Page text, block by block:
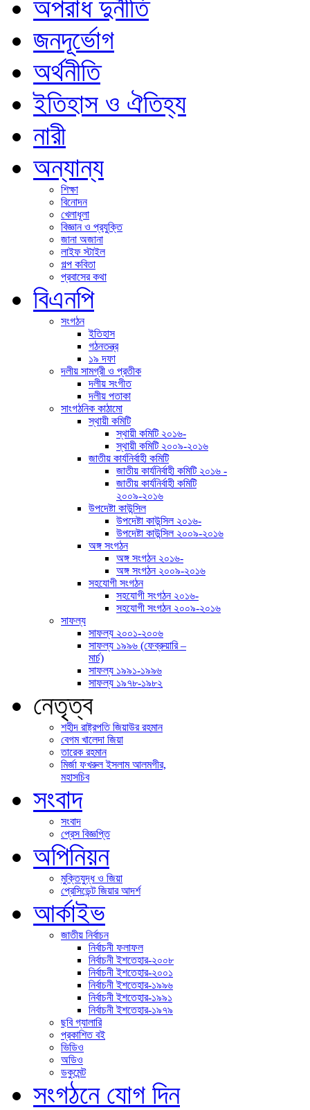
অপরাধ দুর্নীতি
জনদূর্ভোগ
অর্থনীতি
ইতিহাস ও ঐতিহ্য
নারী
অন্যান্য
শিক্ষা
বিনোদন
খেলাধূলা
বিজ্ঞান ও প্রযুক্তি
জানা অজানা
লাইফ স্টাইল
গল্প কবিতা
প্রবাসের কথা
বিএনপি
সংগঠন
ইতিহাস
গঠনতন্ত্র
১৯ দফা
দলীয় সামগ্রী ও প্রতীক
দলীয় সংগীত
দলীয় পতাকা
সাংগঠনিক কাঠামো
স্থায়ী কমিটি
স্থায়ী কমিটি ২০১৬-
স্থায়ী কমিটি ২০০৯-২০১৬
জাতীয় কার্যনির্বাহী কমিটি
জাতীয় কার্যনির্বাহী কমিটি ২০১৬ -
জাতীয় কার্যনির্বাহী কমিটি
২০০৯-২০১৬
উপদেষ্টা কাউন্সিল
উপদেষ্টা কাউন্সিল ২০১৬-
উপদেষ্টা কাউন্সিল ২০০৯-২০১৬
অঙ্গ সংগঠন
অঙ্গ সংগঠন ২০১৬-
অঙ্গ সংগঠন ২০০৯-২০১৬
সহযোগী সংগঠন
সহযোগী সংগঠন ২০১৬-
সহযোগী সংগঠন ২০০৯-২০১৬
সাফল্য
সাফল্য ২০০১-​২০০৬
সাফল্য ১৯৯৬ (ফেব্রুয়ারি –
মার্চ)
সাফল্য ১৯৯১-​১৯৯৬
সাফল্য ১৯৭৮-​১৯৮২
নেতৃত্ব
শহীদ রাষ্ট্রপতি জিয়াউর রহমান
বেগম খালেদা জিয়া
তারেক রহমান
মির্জা ফখরুল ইসলাম আলমগীর,
মহাসচিব
সংবাদ
সংবাদ
প্রেস বিজ্ঞপ্তি
অপিনিয়ন
মুক্তিযুদ্ধ ও জিয়া
প্রেসিডেন্ট জিয়ার আদর্শ
আর্কাইভ
জাতীয় নির্বাচন
নির্বাচনী ফলাফল
নির্বাচনী ইশতেহার-২০০৮
নির্বাচনী ইশতেহার-২০০১
নির্বাচনী ইশতেহার-১৯৯৬
নির্বাচনী ইশতেহার-১৯৯১
নির্বাচনী ইশতেহার-১৯৭৯
ছবি গ্যালারি
প্রকাশিত বই
ভিডিও
অডিও
ডকুমেন্ট
সংগঠনে যোগ দিন